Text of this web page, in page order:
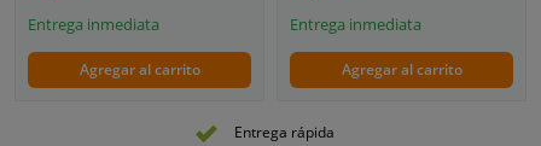
Entrega inmediata
Agregar al carrito
Entrega inmediata
Agregar al carrito
Entrega rápida